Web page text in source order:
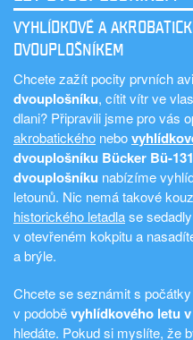
POKUD JIŽ
VYHLÍDKOVÉ A
DVOUPLOŠNÍKEM
Chcete zažít pocity prvních
dvouplošníku, cítit vítr ve
dlani? Připravili jsme pro vás
akrobatického nebo
dvouplošníku Bücker Bü-
dvouplošníku nabízíme
letounů. Nic nemá takové
historického letadlase
v otevřeném kokpitu a
a brýle.
Chcete se seznámit s
v podoběvyhlídkového letu
hledáte. Pokud si myslíte, že